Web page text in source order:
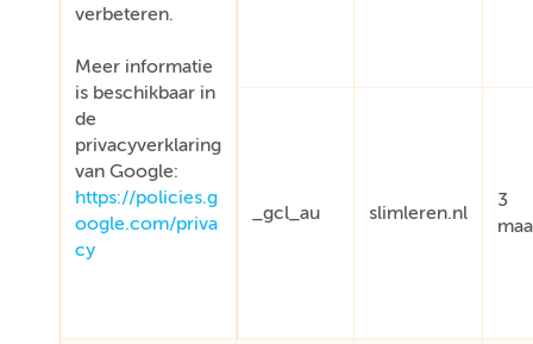
verbeteren.
Meer informatie
is beschikbaar in
de
privacyverklaring
van Google:
https://policies.g
oogle.com/priva
cy
_gcl_au slimleren.nl
3